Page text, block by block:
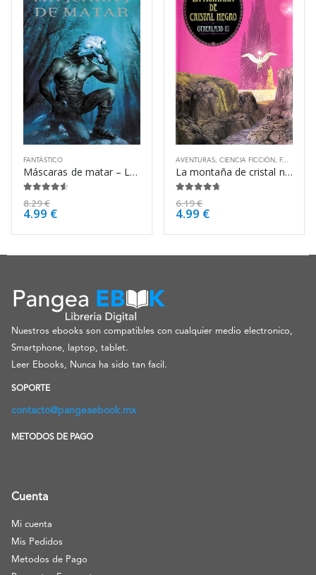
FANTÁSTICO
Máscaras de matar – León Arsenal
8.29€
4.99 €
AVENTURAS CIENCIA FICCIÓN FANTÁSTICO
La montaña de cristal negro – Tad Williams
6.19€
4.99 €
Nuestros ebooks son compatibles con cualquier medio electronico,
Smartphone, laptop, tablet.
Leer Ebooks, Nunca ha sido tan facil.
SOPORTE
contacto@pangeaebook.mx
METODOS DE PAGO
Cuenta
Mi cuenta
Mis Pedidos
Metodos de Pago